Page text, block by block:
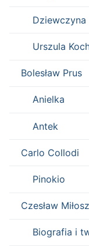
Dziewczyna
Urszula
Bolesław Prus
Anielka
Antek
Carlo Collodi
Pinokio
Czesław Miłosz
Biografia i